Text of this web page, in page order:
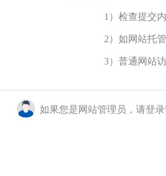
1）检查提交
2）如网站托
3）普通网站
如果您是网站管理员，请登